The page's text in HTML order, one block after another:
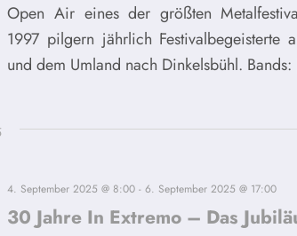
Open Air eines der größten
1997 pilgern jährlich Festivalbegeisterte
und dem Umland nach Dinkelsbühl.
30 Jahre In Extremo – Das
4. September 2025 @ 8:00 -6. September 2025 @ 17:00